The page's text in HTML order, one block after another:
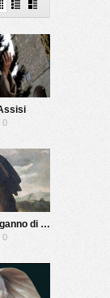
0
Il Magnifico Inganno di Cesare Borgia
0